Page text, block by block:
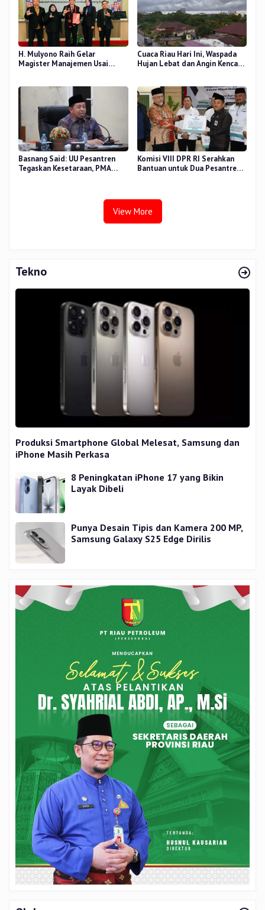
H. Mulyono Raih Gelar
Magister Manajemen Usai
Cuaca Riau Hari Ini, Waspada
Hujan Lebat dan Angin Kencang
Basnang Said: UU Pesantren
Tegaskan Kesetaraan, PMA
Komisi VIII DPR RI Serahkan
Bantuan untuk Dua Pesantren
View More
Tekno
Produksi Smartphone Global Melesat, Samsung dan
iPhone Masih Perkasa
8 Peningkatan iPhone 17 yang Bikin
Layak Dibeli
Punya Desain Tipis dan Kamera 200 MP,
Samsung Galaxy S25 Edge Dirilis